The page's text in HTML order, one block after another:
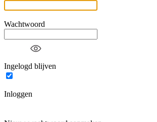
Wachtwoord
Ingelogd blijven
Inloggen